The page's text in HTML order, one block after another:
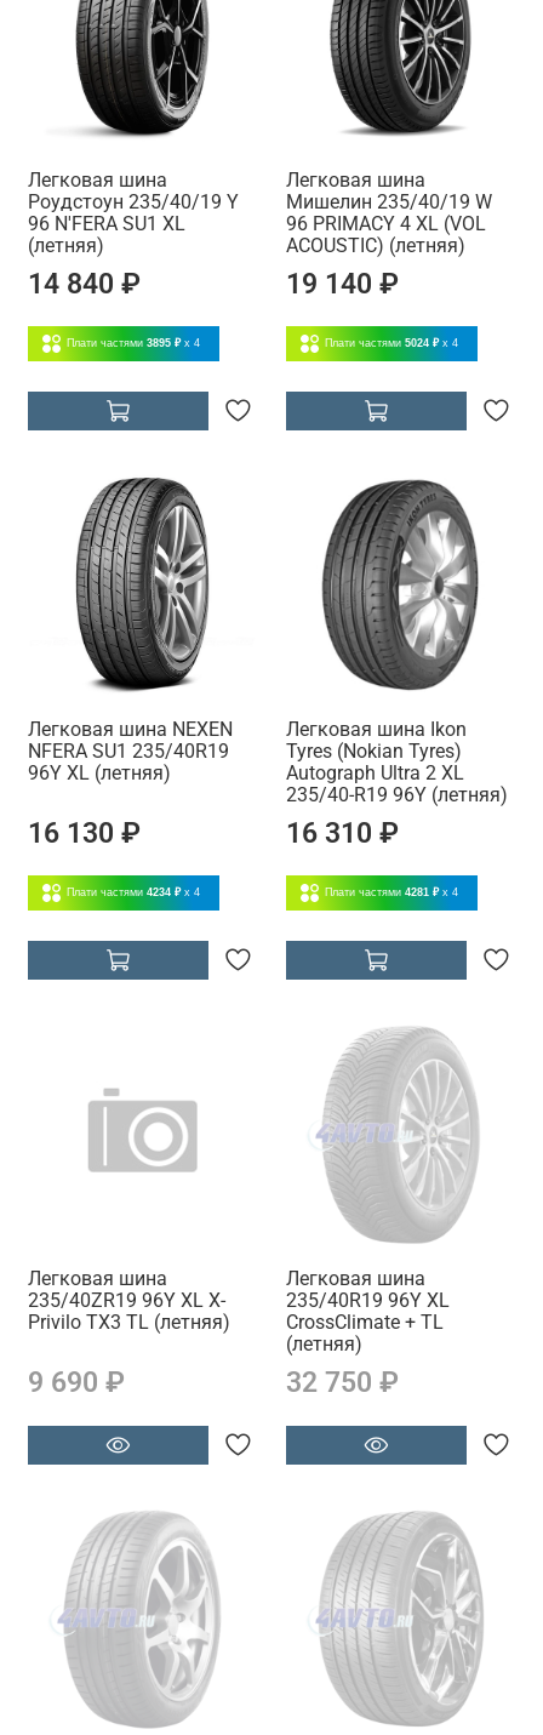
Легковая шина
Роудстоун 235/40/19 Y
96 N'FERA SU1 XL
(летняя)
14 840 ₽
Плати частями 3895 ₽ x 4
Легковая шина
Мишелин 235/40/19 W
96 PRIMACY 4 XL (VOL
ACOUSTIC) (летняя)
19 140 ₽
Плати частями 5024 ₽ x 4
Легковая шина NEXEN
NFERA SU1 235/40R19
96Y XL (летняя)
16 130 ₽
Плати частями 4234 ₽ x 4
Легковая шина Ikon
Tyres (Nokian Tyres)
Autograph Ultra 2 XL
235/40-R19 96Y (летняя)
16 310 ₽
Плати частями 4281 ₽ x 4
Легковая шина
235/40ZR19 96Y XL X-
Privilo TX3 TL (летняя)
9 690 ₽
Легковая шина
235/40R19 96Y XL
CrossClimate + TL
(летняя)
32 750 ₽